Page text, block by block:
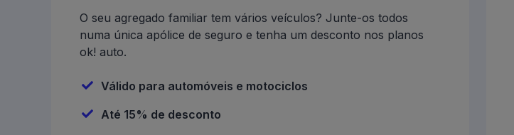
O seu agregado familiar tem vários veículos? Junte-os todos
numa única apólice de seguro e tenha um desconto nos planos
ok! auto.
Válido para automóveis e motociclos
Até 15% de desconto